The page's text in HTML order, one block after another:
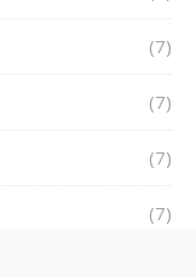
(7)
(7)
(7)
(7)